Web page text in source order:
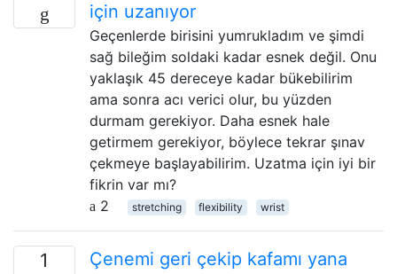
için uzanıyor
Geçenlerde birisini yumrukladım ve şimdi
sağ bileğim soldaki kadar esnek değil. Onu
yaklaşık 45 dereceye kadar bükebilirim
ama sonra acı verici olur, bu yüzden
durmam gerekiyor. Daha esnek hale
getirmem gerekiyor, böylece tekrar şınav
çekmeye başlayabilirim. Uzatma için iyi bir
fikrin var mı?
2
stretching flexibility wrist
1
Çenemi geri çekip kafamı yana